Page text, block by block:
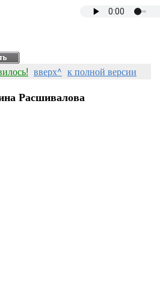
вверх^ к полной версии
Расшивалова